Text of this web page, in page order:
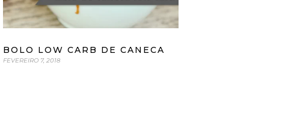
BOLO LOW CARB DE CANECA
FEVEREIRO 7, 2018